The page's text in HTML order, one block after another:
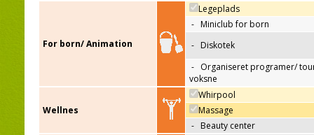
For born/ Animation
Legeplads
- Miniclub for born
- Diskotek
- Organiseret programer/
voksne
Wellnes
Whirpool
Massage
- Beauty center